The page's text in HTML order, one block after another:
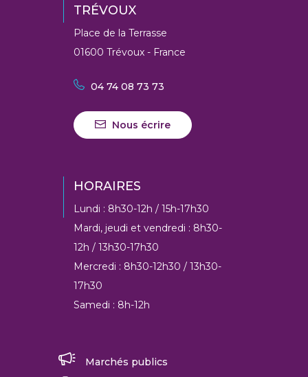
TRÉVOUX
Place de la Terrasse
01600 Trévoux - France
04 74 08 73 73
Nous écrire
HORAIRES
Lundi : 8h30-12h / 15h-17h30
Mardi, jeudi et vendredi : 8h30-
12h / 13h30-17h30
Mercredi : 8h30-12h30 / 13h30-
17h30
Samedi : 8h-12h
Marchés publics